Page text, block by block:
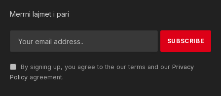
Merrni lajmet i pari
By signing up, you agree to the our terms and our Privacy
Policy agreement.